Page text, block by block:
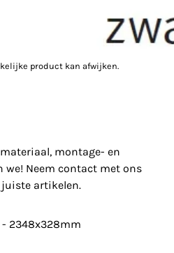
product kan afwijken.
montage- en
we! Neem contact met ons
artikelen.
2348x328mm